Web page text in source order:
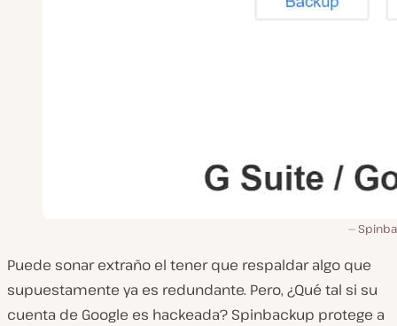
Puede sonar extraño el tener que respaldar algo que
supuestamente ya es redundante. Pero, ¿Qué tal si su
cuenta de Google es hackeada? Spinbackup protege a